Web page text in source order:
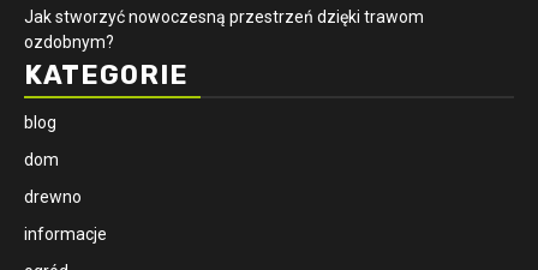
Jak stworzyć nowoczesną przestrzeń dzięki trawom
ozdobnym?
KATEGORIE
blog
dom
drewno
informacje